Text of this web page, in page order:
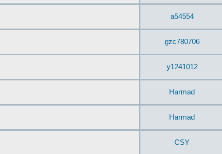
a54554
gzc780706
y1241012
Harmad
Harmad
CSY